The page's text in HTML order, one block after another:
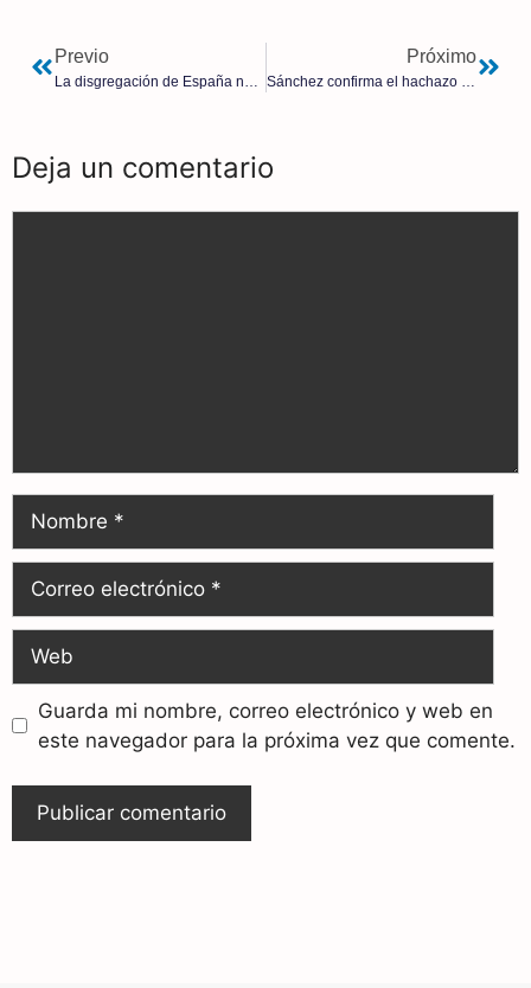
Previo Próximo
Deja un comentario
Guarda mi nombre, correo electrónico y web en
este navegador para la próxima vez que comente.